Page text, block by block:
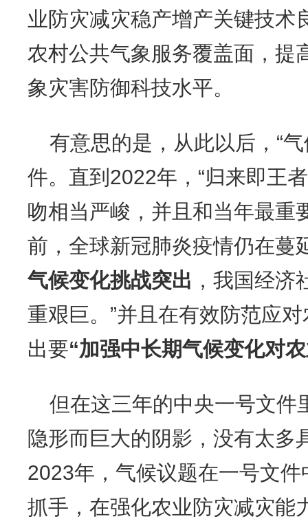
业防灾减灾稳产增产关键技术
农村公共气象服务覆盖面，提
象灾害防御科技水平。
有意思的是，从此以后，“
件。直到2022年，“归来即王
吻相当严峻，并且和当年最重
前，全球新冠肺炎疫情仍在蔓
气候变化挑战突出 ，我国经
重艰巨。”并且在有效防范应
出要“加强中长期气候变化对
但在这三年的中央一号文件
隐形而巨大的阴影，没有太多
2023年，气候议题在一号文
抓手，在强化农业防灾减灾能